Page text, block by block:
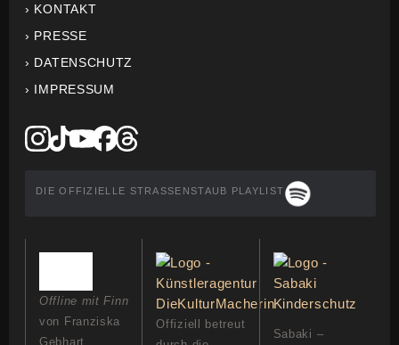
› KONTAKT
› PRESSE
› DATENSCHUTZ
› IMPRESSUM
DIE OFFIZIELLE STRASSENSTAUB PLAYLIST
Offline mit Finn
von Franziska
Gebhart
Offiziell betreut
Sabaki –